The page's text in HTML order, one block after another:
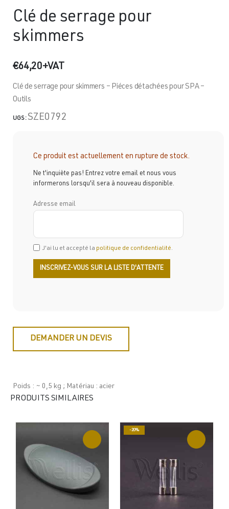
Clé de serrage pour
skimmers
€64,20+VAT
Clé de serrage pour skimmers – Piéces détachées pour SPA –
Outils
UGS : SZE0792
Ce produit est actuellement en rupture de stock.
Ne t'inquiète pas! Entrez votre email et nous vous
informerons lorsqu'il sera à nouveau disponible.
Adresse email
J'ai lu et accepté la politique de confidentialité.
DEMANDER UN DEVIS
Poids : ~ 0,5 kg ; Matériau : acier
PRODUITS SIMILAIRES
-20%